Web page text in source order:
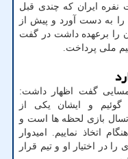
نفره ایران که چندی قبل
جام جهانی ۲۰۲۴ اسپانیا را به دست آورد و پیش از
را برعهده داشت در گفت
ملی پرداخت.
گفت اظهار داشت:
و ایشان یکی از
بازی لحظه ها است و
اتخاذ نماییم. امیدوار
در اختیار او و تیم قرار